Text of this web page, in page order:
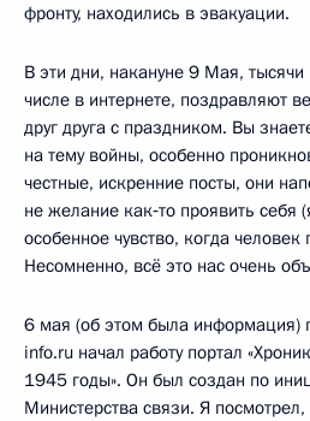
фронту, находились в эвакуации.
В эти дни, накануне 9 Мая,
числе в интернете, поздравляют
друг друга с праздником. Вы
на тему войны, особенно
честные, искренние посты, они
не желание как‑то проявить себя
особенное чувство, когда человек
Несомненно, всё это нас очень
6 мая (об этом была информация)
info.ru начал работу портал
1945 годы». Он был создан по
Министерства связи. Я посмотрел,